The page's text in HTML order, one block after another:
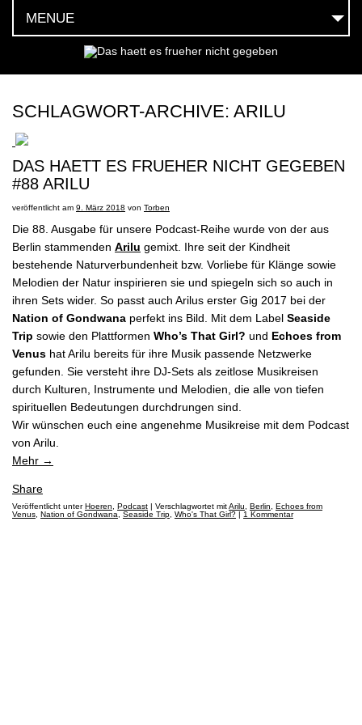
MENUE
HOEREN
LESEN
MOEGEN
HABEN
SOCIAL
TEAM
KONTAKT
IMPRESSUM
DISCLAIMER
SCHLAGWORT-ARCHIVE: ARILU
DAS HAETT ES FRUEHER NICHT GEGEBEN
#88 ARILU
veröffentlicht am 9. März 2018 von Torben
Die 88. Ausgabe für unsere Podcast-Reihe wurde von der aus
Berlin stammenden Arilu gemixt. Ihre seit der Kindheit
bestehende Naturverbundenheit bzw. Vorliebe für Klänge sowie
Melodien der Natur inspirieren sie und spiegeln sich so auch in
ihren Sets wider. So passt auch Arilus erster Gig 2017 bei der
Nation of Gondwana perfekt ins Bild. Mit dem Label Seaside
Trip sowie den Plattformen Who’s That Girl? und Echoes from
Venus hat Arilu bereits für ihre Musik passende Netzwerke
gefunden. Sie versteht ihre DJ-Sets als zeitlose Musikreisen
durch Kulturen, Instrumente und Melodien, die alle von tiefen
spirituellen Bedeutungen durchdrungen sind.
Wir wünschen euch eine angenehme Musikreise mit dem Podcast
von Arilu.
Mehr →
Share
Veröffentlicht unter Hoeren Podcast | Verschlagwortet mitArilu Berlin
Echoes from
Venus Nation of Gondwana Seaside Trip Who's That Girl? | 1 Kommentar